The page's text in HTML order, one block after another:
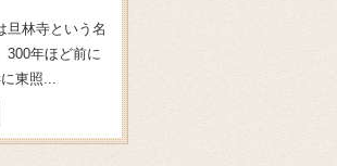
旦林寺という名
300年ほど前に
東照...